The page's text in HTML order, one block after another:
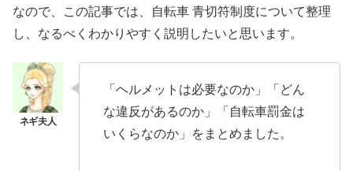
なので、この記事では、自転車 青切符制度について整理
し、なるべくわかりやすく説明したいと思います。
「ヘルメットは必要なのか」「どん
な違反があるのか」「自転車罰金は
いくらなのか」をまとめました。